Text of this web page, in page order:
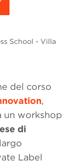
School - Villa
del corso
,
un workshop
di
Label